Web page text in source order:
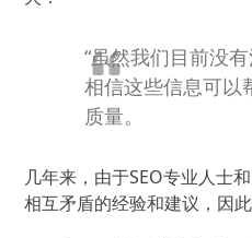
“虽然我们目前没
相信这些信息可以
质量。
几年来，由于SEO专业人士
相互矛盾的经验和建议，因